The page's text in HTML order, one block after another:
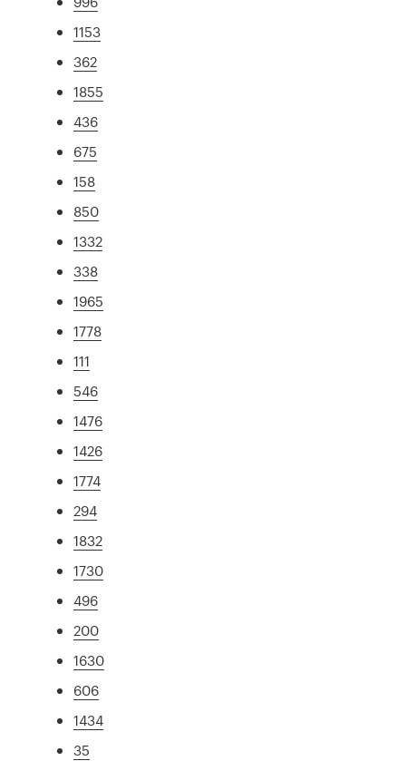
1153
362
1855
436
675
158
850
1332
338
1965
1778
111
546
1476
1426
1774
294
1832
1730
496
200
1630
606
1434
35